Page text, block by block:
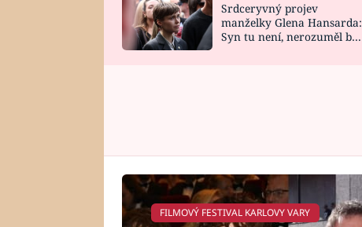
HOROSKOP NA
CELEBRITY
VAŘENÍ
Srdceryvný projev
manželky Glena Hansarda:
Syn tu není, nerozuměl by
FILMOVÝ FESTIVAL KARLOVY VARY